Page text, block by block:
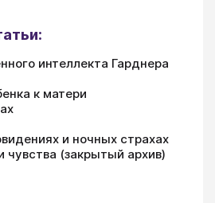
интеллекта Гарднера
к матери
и ночных страхах
чувства (закрытый архив)